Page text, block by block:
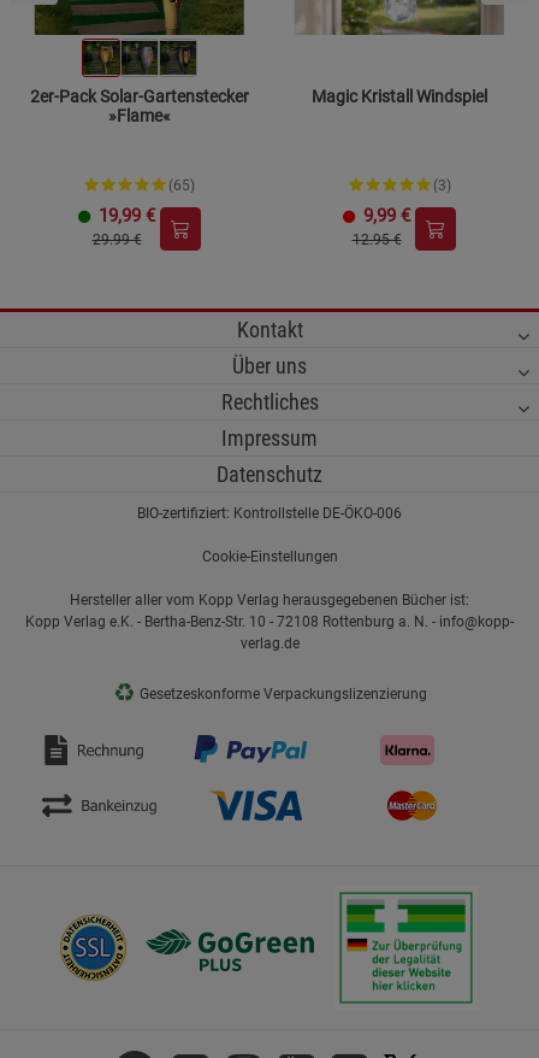
2er-Pack Solar-Gartenstecker
»Flame«
(65)
19,99 €
29.99 €
Magic Kristall Windspiel
(3)
9,99 €
12.95 €
Kontakt
Über uns
Rechtliches
Impressum
Datenschutz
BIO-zertifiziert: Kontrollstelle DE-ÖKO-006
Cookie-Einstellungen
Hersteller aller vom Kopp Verlag herausgegebenen Bücher ist:
Kopp Verlag e.K. - Bertha-Benz-Str. 10 - 72108 Rottenburg a. N. - info@kopp-
verlag.de
♻ Gesetzeskonforme Verpackungslizenzierung